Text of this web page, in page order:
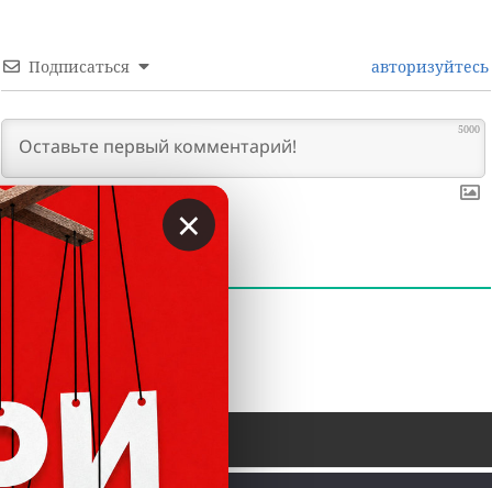
Подписаться авторизуйтесь
5000
КОММЕНТАРИИ
×